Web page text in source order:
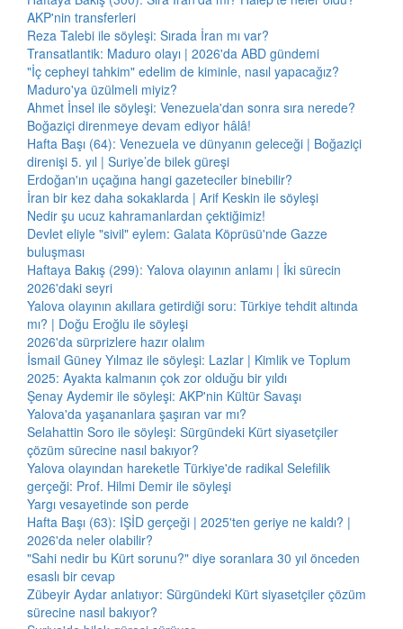
AKP'nin transferleri
Reza Talebi ile söyleşi: Sırada İran mı var?
Transatlantik: Maduro olayı | 2026'da ABD gündemi
"İç cepheyi tahkim" edelim de kiminle, nasıl yapacağız?
Maduro'ya üzülmeli miyiz?
Ahmet İnsel ile söyleşi: Venezuela'dan sonra sıra nerede?
Boğaziçi direnmeye devam ediyor hâlâ!
Hafta Başı (64): Venezuela ve dünyanın geleceği | Boğaziçi
direnişi 5. yıl | Suriye’de bilek güreşi
Erdoğan'ın uçağına hangi gazeteciler binebilir?
İran bir kez daha sokaklarda | Arif Keskin ile söyleşi
Nedir şu ucuz kahramanlardan çektiğimiz!
Devlet eliyle "sivil" eylem: Galata Köprüsü'nde Gazze
buluşması
Haftaya Bakış (299): Yalova olayının anlamı | İki sürecin
2026'daki seyri
Yalova olayının akıllara getirdiği soru: Türkiye tehdit altında
mı? | Doğu Eroğlu ile söyleşi
2026'da sürprizlere hazır olalım
İsmail Güney Yılmaz ile söyleşi: Lazlar | Kimlik ve Toplum
2025: Ayakta kalmanın çok zor olduğu bir yıldı
Şenay Aydemir ile söyleşi: AKP'nin Kültür Savaşı
Yalova'da yaşananlara şaşıran var mı?
Selahattin Soro ile söyleşi: Sürgündeki Kürt siyasetçiler
çözüm sürecine nasıl bakıyor?
Yalova olayından hareketle Türkiye'de radikal Selefilik
gerçeği: Prof. Hilmi Demir ile söyleşi
Yargı vesayetinde son perde
Hafta Başı (63): IŞİD gerçeği | 2025'ten geriye ne kaldı? |
2026'da neler olabilir?
"Sahi nedir bu Kürt sorunu?" diye soranlara 30 yıl önceden
esaslı bir cevap
Zübeyir Aydar anlatıyor: Sürgündeki Kürt siyasetçiler çözüm
sürecine nasıl bakıyor?